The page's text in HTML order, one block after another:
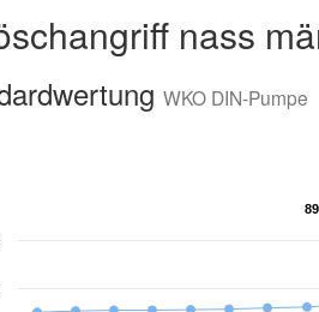
nass
WKO DIN-Pumpe